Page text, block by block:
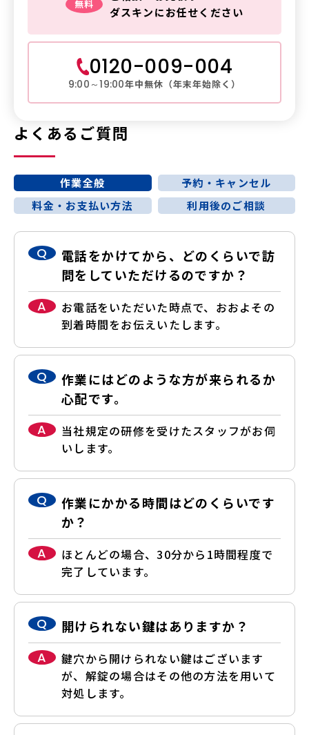
無料
ダスキンにお任せください
0120-009-004
9:00～19:00年中無休（年末年始除く）
よくあるご質問
作業全般
予約・キャンセル
料金・お支払い方法
利用後のご相談
Q
電話をかけてから、どのくらいで訪
問をしていただけるのですか？
A
お電話をいただいた時点で、おおよその
到着時間をお伝えいたします。
Q
作業にはどのような方が来られるか
心配です。
A
当社規定の研修を受けたスタッフがお伺
いします。
Q
作業にかかる時間はどのくらいです
か？
A
ほとんどの場合、30分から1時間程度で
完了しています。
Q 開けられない鍵はありますか？
A
鍵穴から開けられない鍵はございます
が、解錠の場合はその他の方法を用いて
対処します。